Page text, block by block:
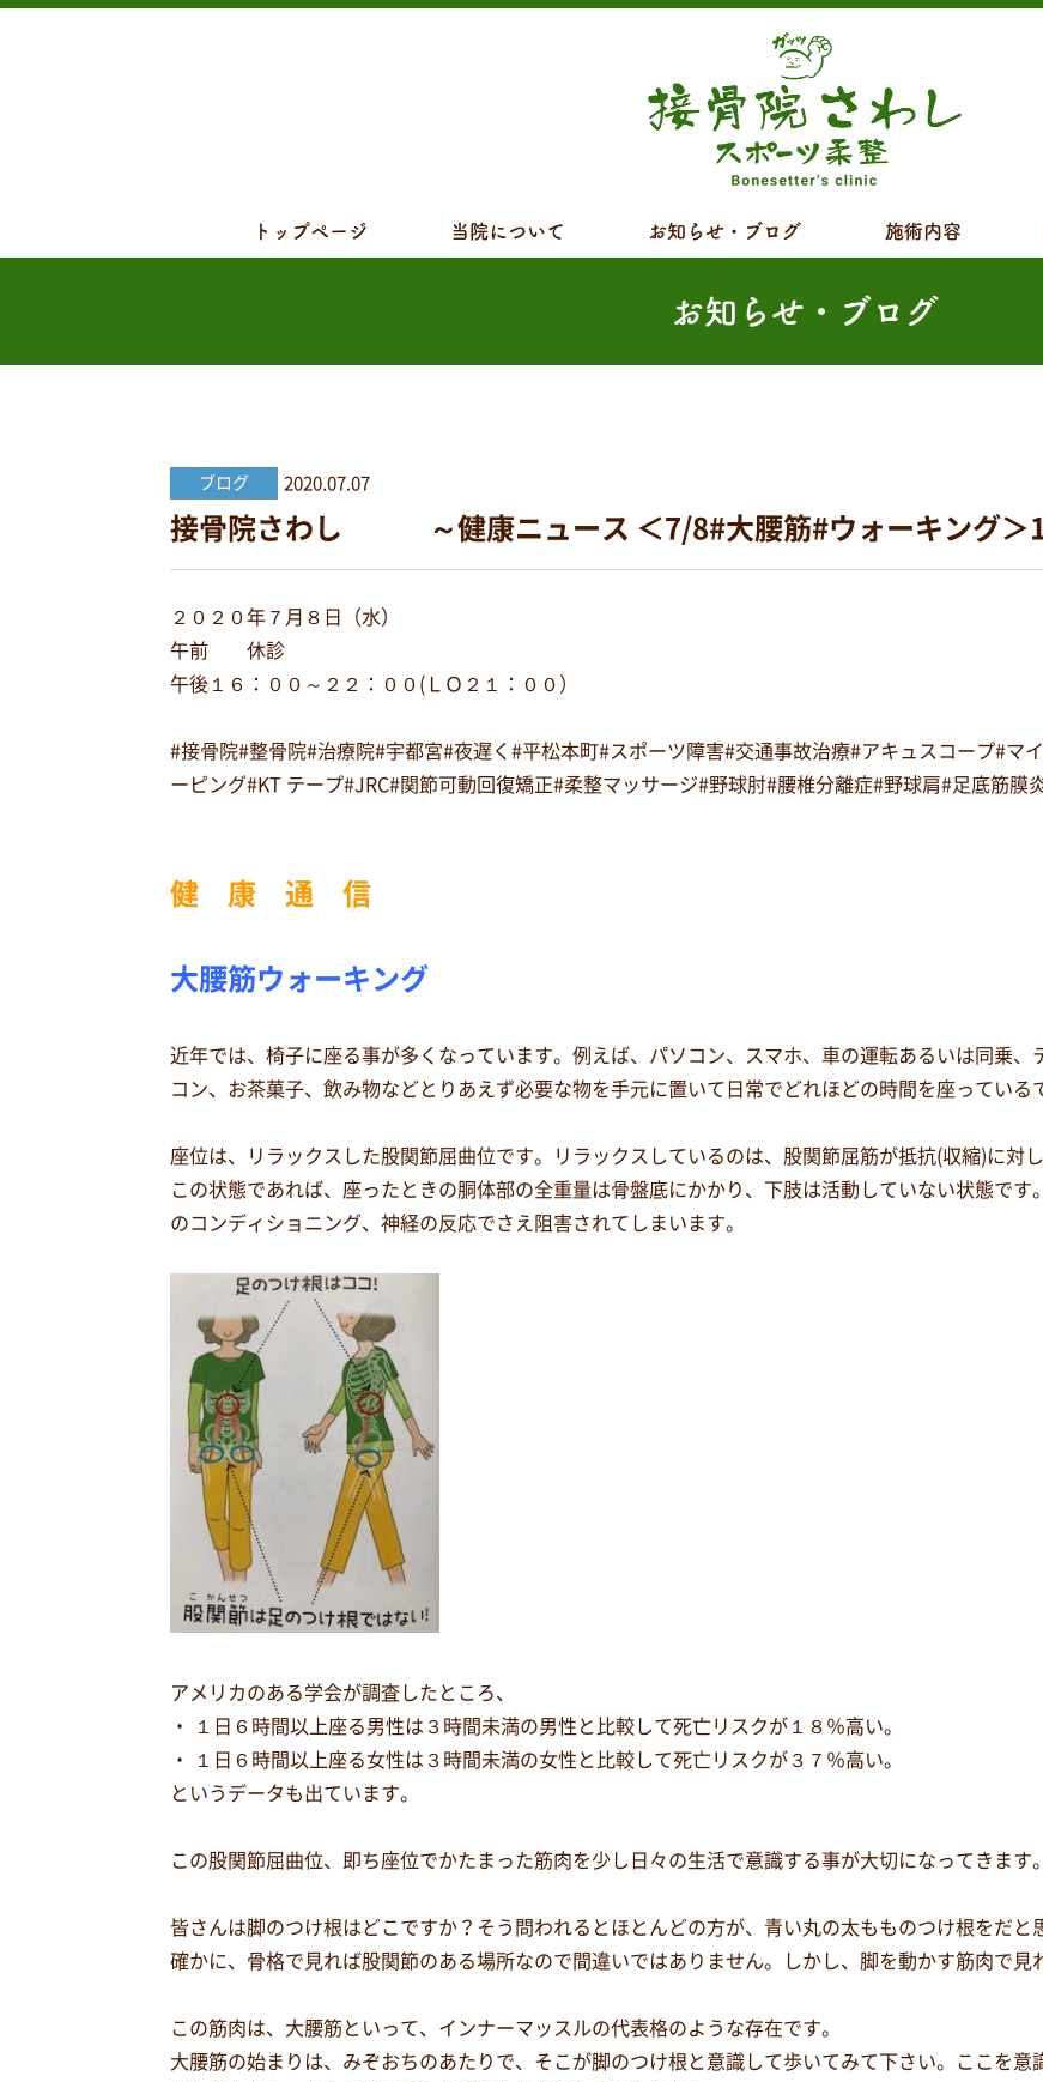
トップページ 当院について お知らせ・ブログ 施術内容
お知らせ・ブログ
ブログ 2020.07.07
接骨院さわし ～健康ニュース ＜7/8#大腰筋#ウォーキング
２０２０年７月８日（水）
午前 休診
午後１６：００～２２：００(ＬＯ２１：００）
#接骨院#整骨院#治療院#宇都宮#夜遅く#平松本町#スポーツ障害#交通事故治療#アキュスコープ#マ
ーピング#KT テープ#JRC#関節可動回復矯正#柔整マッサージ#野球肘#腰椎分離症#野球肩#足底筋膜
健 康 通 信
大腰筋ウォーキング
近年では、椅子に座る事が多くなっています。例えば、パソコン、スマホ、車の運転あるいは同乗
コン、お茶菓子、飲み物などとりあえず必要な物を手元に置いて日常でどれほどの時間を座っている
座位は、リラックスした股関節屈曲位です。リラックスしているのは、股関節屈筋が抵抗(収縮)に対
この状態であれば、座ったときの胴体部の全重量は骨盤底にかかり、下肢は活動していない状態で
のコンディショニング、神経の反応でさえ阻害されてしまいます。
アメリカのある学会が調査したところ、
・ １日６時間以上座る男性は３時間未満の男性と比較して死亡リスクが１８％高い。
・ １日６時間以上座る女性は３時間未満の女性と比較して死亡リスクが３７％高い。
というデータも出ています。
この股関節屈曲位、即ち座位でかたまった筋肉を少し日々の生活で意識する事が大切になってきます。
皆さんは脚のつけ根はどこですか？そう問われるとほとんどの方が、青い丸の太もものつけ根をだと
確かに、骨格で見れば股関節のある場所なので間違いではありません。しかし、脚を動かす筋肉で見
この筋肉は、大腰筋といって、インナーマッスルの代表格のような存在です。
大腰筋の始まりは、みぞおちのあたりで、そこが脚のつけ根と意識して歩いてみて下さい。ここを